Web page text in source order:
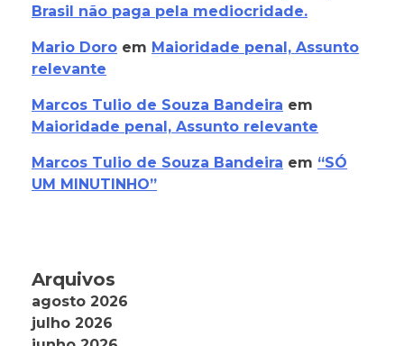
Brasil não paga pela mediocridade.
Mario Doro em Maioridade penal, Assunto
relevante
Marcos Tulio de Souza Bandeira em
Maioridade penal, Assunto relevante
Marcos Tulio de Souza Bandeira em “SÓ
UM MINUTINHO”
Arquivos
agosto 2026
julho 2026